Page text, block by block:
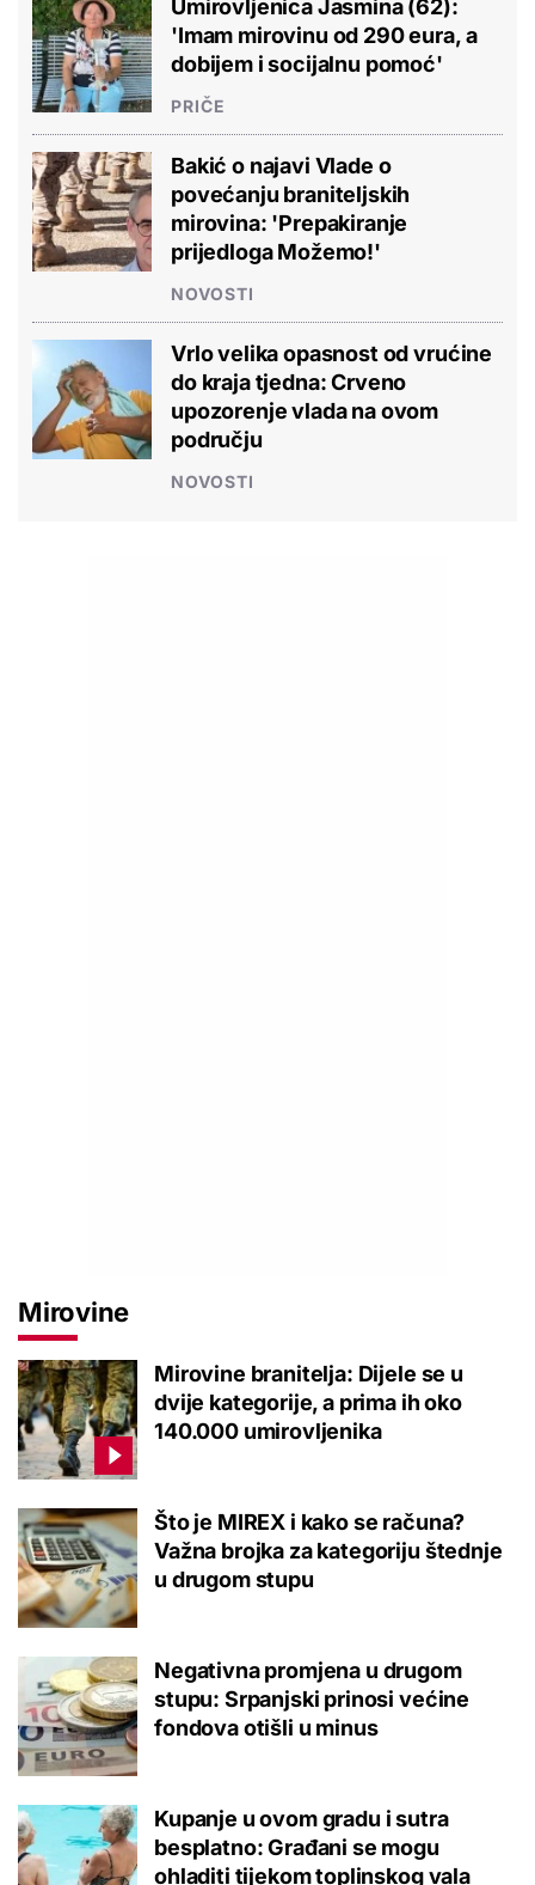
Umirovljenica Jasmina (62):
'Imam mirovinu od 290 eura, a
dobijem i socijalnu pomoć'
PRIČE
Bakić o najavi Vlade o
povećanju braniteljskih
mirovina: 'Prepakiranje
prijedloga Možemo!'
NOVOSTI
Vrlo velika opasnost od vrućine
do kraja tjedna: Crveno
upozorenje vlada na ovom
području
NOVOSTI
Mirovine
Mirovine branitelja: Dijele se u
dvije kategorije, a prima ih oko
140.000 umirovljenika
Što je MIREX i kako se računa?
Važna brojka za kategoriju štednje
u drugom stupu
Negativna promjena u drugom
stupu: Srpanjski prinosi većine
fondova otišli u minus
Kupanje u ovom gradu i sutra
besplatno: Građani se mogu
ohladiti tijekom toplinskog vala